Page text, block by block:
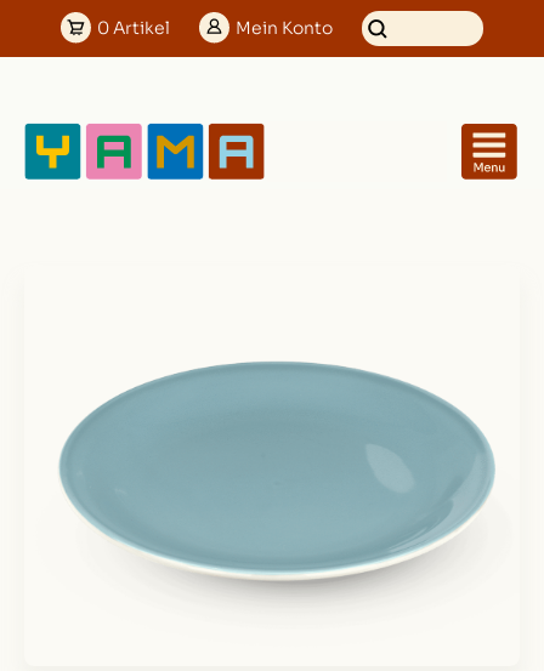
0Artikel Mein Konto